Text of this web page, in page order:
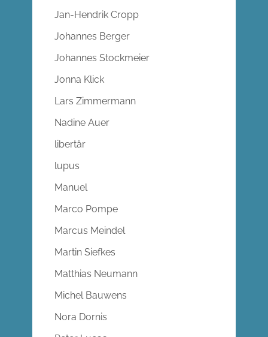
Jan-Hendrik Cropp
Johannes Berger
Johannes Stockmeier
Jonna Klick
Lars Zimmermann
Nadine Auer
libertär
lupus
Manuel
Marco Pompe
Marcus Meindel
Martin Siefkes
Matthias Neumann
Michel Bauwens
Nora Dornis